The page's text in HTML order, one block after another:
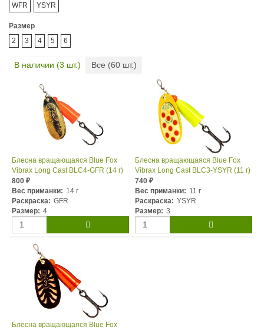
WFR
YSYR
Размер
2
3 4 5 6
В наличии (3 шт.) Все (60 шт.)
Блесна вращающаяся Blue Fox
Vibrax Long Cast BLC4-GFR (14 г)
800 ₽
Вес приманки: 14 г
Раскраска: GFR
Размер: 4
Блесна вращающаяся Blue Fox
Vibrax Long Cast BLC3-YSYR (11 г)
740 ₽
Вес приманки: 11 г
Раскраска: YSYR
Размер: 3
Блесна вращающаяся Blue Fox